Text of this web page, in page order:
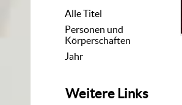
Alle Titel
Personen und
Körperschaften
Jahr
Weitere Links